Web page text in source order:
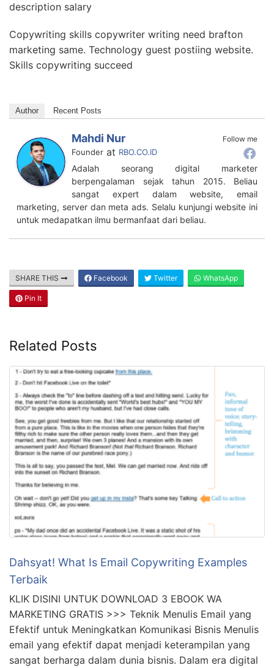
description salary
Copywriting skills copywriter writing need brafton
marketing same. Technology guest postiing website.
Skills copywriting succeed
Author Recent Posts
Follow me
Mahdi Nur
Founder at RBO.CO.ID
Adalah seorang digital marketer
berpengalaman sejak tahun 2015. Beliau
sangat expert dalam website, email
marketing, server dan meta ads. Selalu kunjungi website ini
untuk medapatkan ilmu bermanfaat dari beliau.
SHARE THIS Facebook Twitter WhatsApp
Pin It
Related Posts
Dahsyat! What Is Email Copywriting Examples
Terbaik
KLIK DISINI UNTUK DOWNLOAD 3 EBOOK WA
MARKETING GRATIS >>> Teknik Menulis Email yang
Efektif untuk Meningkatkan Komunikasi Bisnis Menulis
email yang efektif dapat menjadi keterampilan yang
sangat berharga dalam dunia bisnis. Dalam era digital